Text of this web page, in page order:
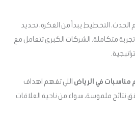
التخطيط يبدأ من الفكرة، تحديد
متكاملة. الشركات الكبرى تتعامل مع
في الرياض اللي تفهم اهداف
نتائج ملموسة، سواء من ناحية العلاقات